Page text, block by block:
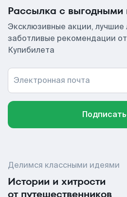
Рассылка с
Эксклюзивные акции, лучшие
заботливые рекомендации
Купибилета
Электронная почта
Делимся классными идеями
Истории и хитрости
от путешественников